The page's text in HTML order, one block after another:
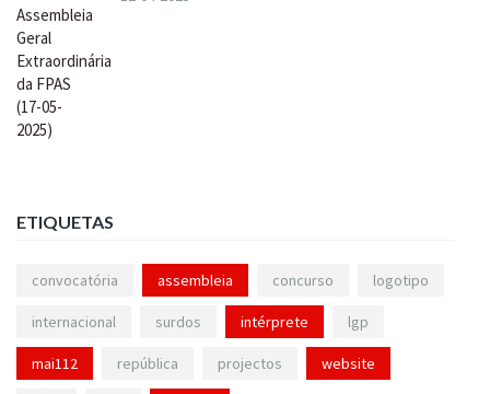
ETIQUETAS
convocatória assembleia concurso logotipo
internacional surdos intérprete lgp
mai112 república projectos website